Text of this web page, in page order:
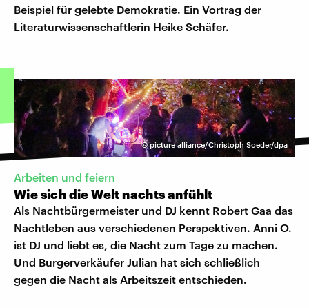
Beispiel für gelebte Demokratie. Ein Vortrag der
Literaturwissenschaftlerin Heike Schäfer.
©picture alliance/Christoph Soeder/dpa
Arbeiten und feiern
Wie sich die Welt nachts anfühlt
Als Nachtbürgermeister und DJ kennt Robert Gaa das
Nachtleben aus verschiedenen Perspektiven. Anni O.
ist DJ und liebt es, die Nacht zum Tage zu machen.
Und Burgerverkäufer Julian hat sich schließlich
gegen die Nacht als Arbeitszeit entschieden.